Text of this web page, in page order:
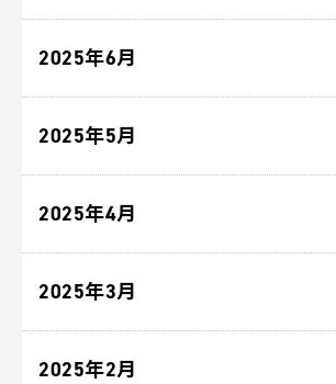
2025年6月
2025年5月
2025年4月
2025年3月
2025年2月